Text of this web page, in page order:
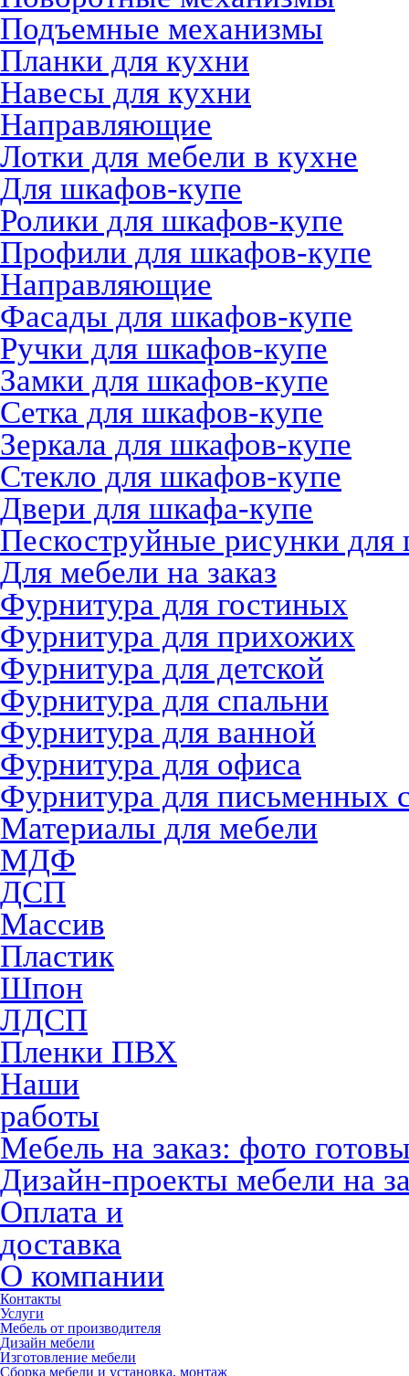
Подъемные механизмы
Планки для кухни
Навесы для кухни
Направляющие
Лотки для мебели в кухне
Для шкафов-купе
Ролики для шкафов-купе
Профили для шкафов-купе
Направляющие
Фасады для шкафов-купе
Ручки для шкафов-купе
Замки для шкафов-купе
Сетка для шкафов-купе
Зеркала для шкафов-купе
Стекло для шкафов-купе
Двери для шкафа-купе
Пескоструйные рисунки
Для мебели на заказ
Фурнитура для гостиных
Фурнитура для прихожих
Фурнитура для детской
Фурнитура для спальни
Фурнитура для ванной
Фурнитура для офиса
Фурнитура для письменных
Материалы для мебели
МДФ
ДСП
Массив
Пластик
Шпон
ЛДСП
Пленки ПВХ
Наши
работы
Мебель на заказ: фото
Дизайн-проекты мебели на
Оплата и
доставка
О компании
Контакты
Услуги
Мебель от производителя
Дизайн мебели
Изготовление мебели
Сборка мебели и установка, монтаж